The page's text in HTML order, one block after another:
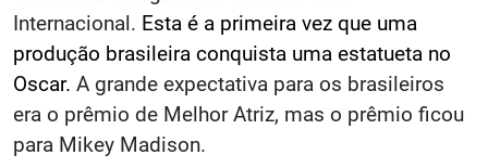
Internacional. Esta é a primeira vez que uma
produção brasileira conquista uma estatueta no
Oscar. A grande expectativa para os brasileiros
era o prêmio de Melhor Atriz, mas o prêmio ficou
para Mikey Madison.